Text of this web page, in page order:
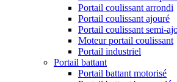
Portail coulissant arrondi
Portail coulissant ajouré
Portail coulissant semi-
Moteur portail coulissant
Portail industriel
Portail battant
Portail battant motorisé